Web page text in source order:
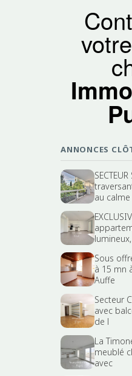
ANNONCES
au calme
Sous
à 15 mn
Auffe
Secteur
avec
de l
La
meublé
avec